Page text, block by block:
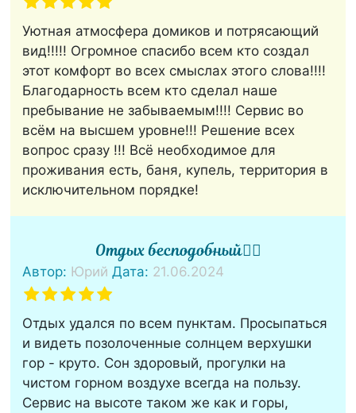
Уютная атмосфера домиков и потрясающий
вид!!!!! Огромное спасибо всем кто создал
этот комфорт во всех смыслах этого слова!!!!
Благодарность всем кто сделал наше
пребывание не забываемым!!!! Сервис во
всём на высшем уровне!!! Решение всех
вопрос сразу !!! Всё необходимое для
проживания есть, баня, купель, территория в
исключительном порядке!
Отдых бесподобный👍🏻
Автор: Юрий Дата: 21.06.2024
Отдых удался по всем пунктам. Просыпаться
и видеть позолоченные солнцем верхушки
гор - круто. Сон здоровый, прогулки на
чистом горном воздухе всегда на пользу.
Сервис на высоте таком же как и горы,